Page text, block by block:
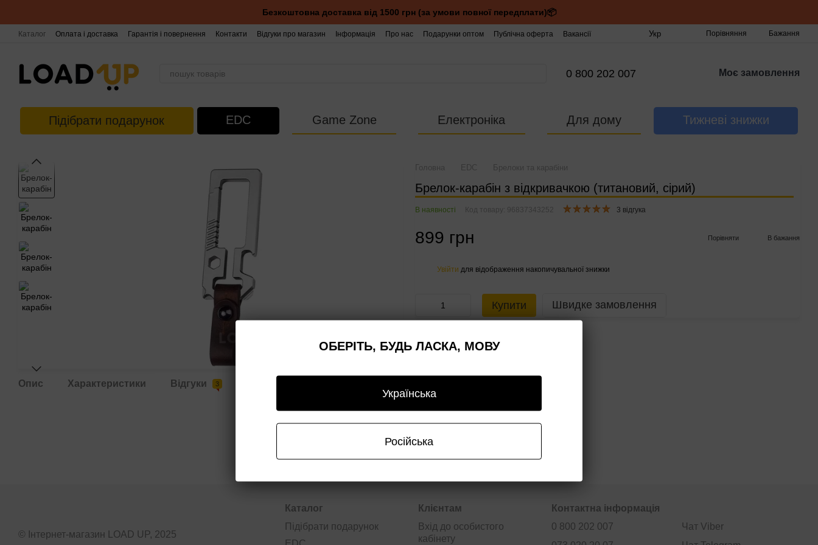
Безкоштовна доставка від 1500 грн (за умови повної передплати)📦
Каталог Оплата і доставка Гарантія і повернення Контакти Відгуки про магазин Інформація Про нас Подарунки оптом Публічна оферта Вакансії Укр Порівняння Бажання
0 800 202 007 Моє замовлення
Підібрати подарунок EDC Game Zone Електроніка Для дому Тижневі знижки
Головна EDC Брелоки та карабіни
Брелок-карабін з відкривачкою (титановий, сірий)
В наявності Код товару: 96837343252 3 відгука
899 грн Порівняти В бажання
Увійти для відображення накопичувальної знижки
Купити Швидке замовлення
Опис Характеристики Відгуки 3
© Інтернет-магазин LOAD UP, 2025
Каталог
Підібрати подарунок
Клієнтам
Вхід до особистого
кабінету
Контактна інформація
0 800 202 007
Чат Viber
ОБЕРІТЬ, БУДЬ ЛАСКА, МОВУ
Українська
Російська